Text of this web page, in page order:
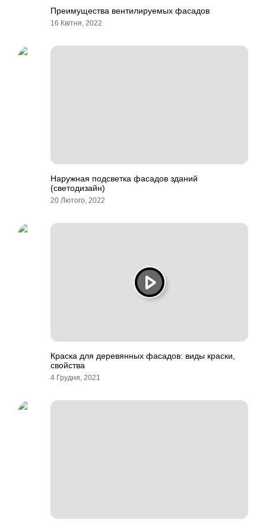
Преимущества вентилируемых фасадов
16 Квітня, 2022
Наружная подсветка фасадов зданий
(светодизайн)
20 Лютого, 2022
Краска для деревянных фасадов: виды краски,
свойства
4 Грудня, 2021